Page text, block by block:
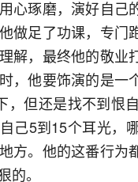
心琢磨，演好自己
做足了功课，专门
解，最终他的敬业
，他要饰演的是
，但还是找不到恨
己5到15个耳光，
方。他的这番行
的。